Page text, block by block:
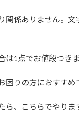
関係ありません。文
は1点でお値段つきま
困りの方におすすめ
ら、こちらでやりま